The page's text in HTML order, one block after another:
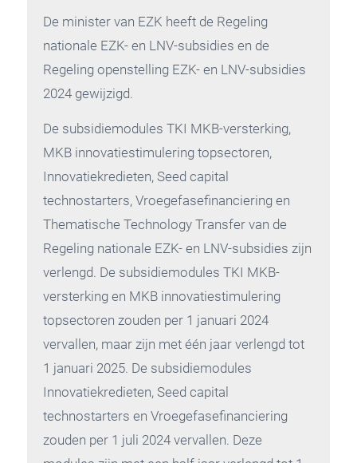
De minister van EZK heeft de Regeling
nationale EZK- en LNV-subsidies en de
Regeling openstelling EZK- en LNV-subsidies
2024 gewijzigd.
De subsidiemodules TKI MKB-versterking,
MKB innovatiestimulering topsectoren,
Innovatiekredieten, Seed capital
technostarters, Vroegefasefinanciering en
Thematische Technology Transfer van de
Regeling nationale EZK- en LNV-subsidies zijn
verlengd. De subsidiemodules TKI MKB-
versterking en MKB innovatiestimulering
topsectoren zouden per 1 januari 2024
vervallen, maar zijn met één jaar verlengd tot
1 januari 2025. De subsidiemodules
Innovatiekredieten, Seed capital
technostarters en Vroegefasefinanciering
zouden per 1 juli 2024 vervallen. Deze